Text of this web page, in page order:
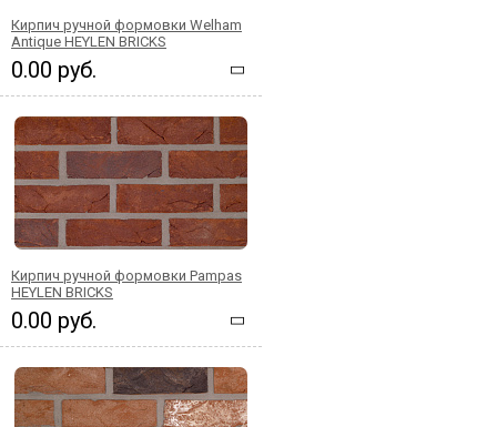
Кирпич ручной формовки Welham
Antique HEYLEN BRICKS
0.00 руб.
Кирпич ручной формовки Pampas
HEYLEN BRICKS
0.00 руб.